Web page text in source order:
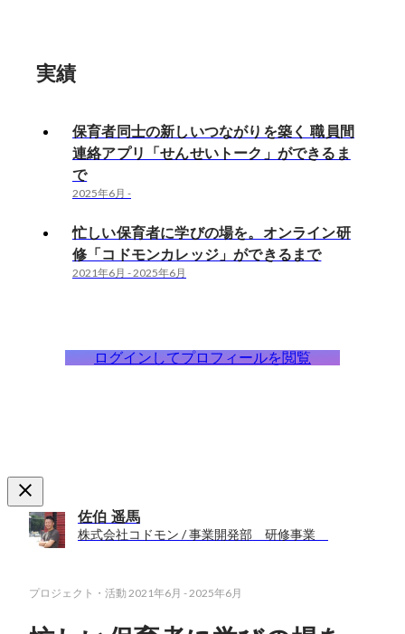
実績
保育者同士の新しいつながりを築く 職員間
連絡アプリ「せんせいトーク」ができるま
で
2025年6月 -
忙しい保育者に学びの場を。オンライン研
修「コドモンカレッジ」ができるまで
2021年6月 -2025年6月
ログインしてプロフィールを閲覧
佐伯 遥馬
株式会社コドモン / 事業開発部 研修事業
プロジェクト・活動 2021年6月 -2025年6月